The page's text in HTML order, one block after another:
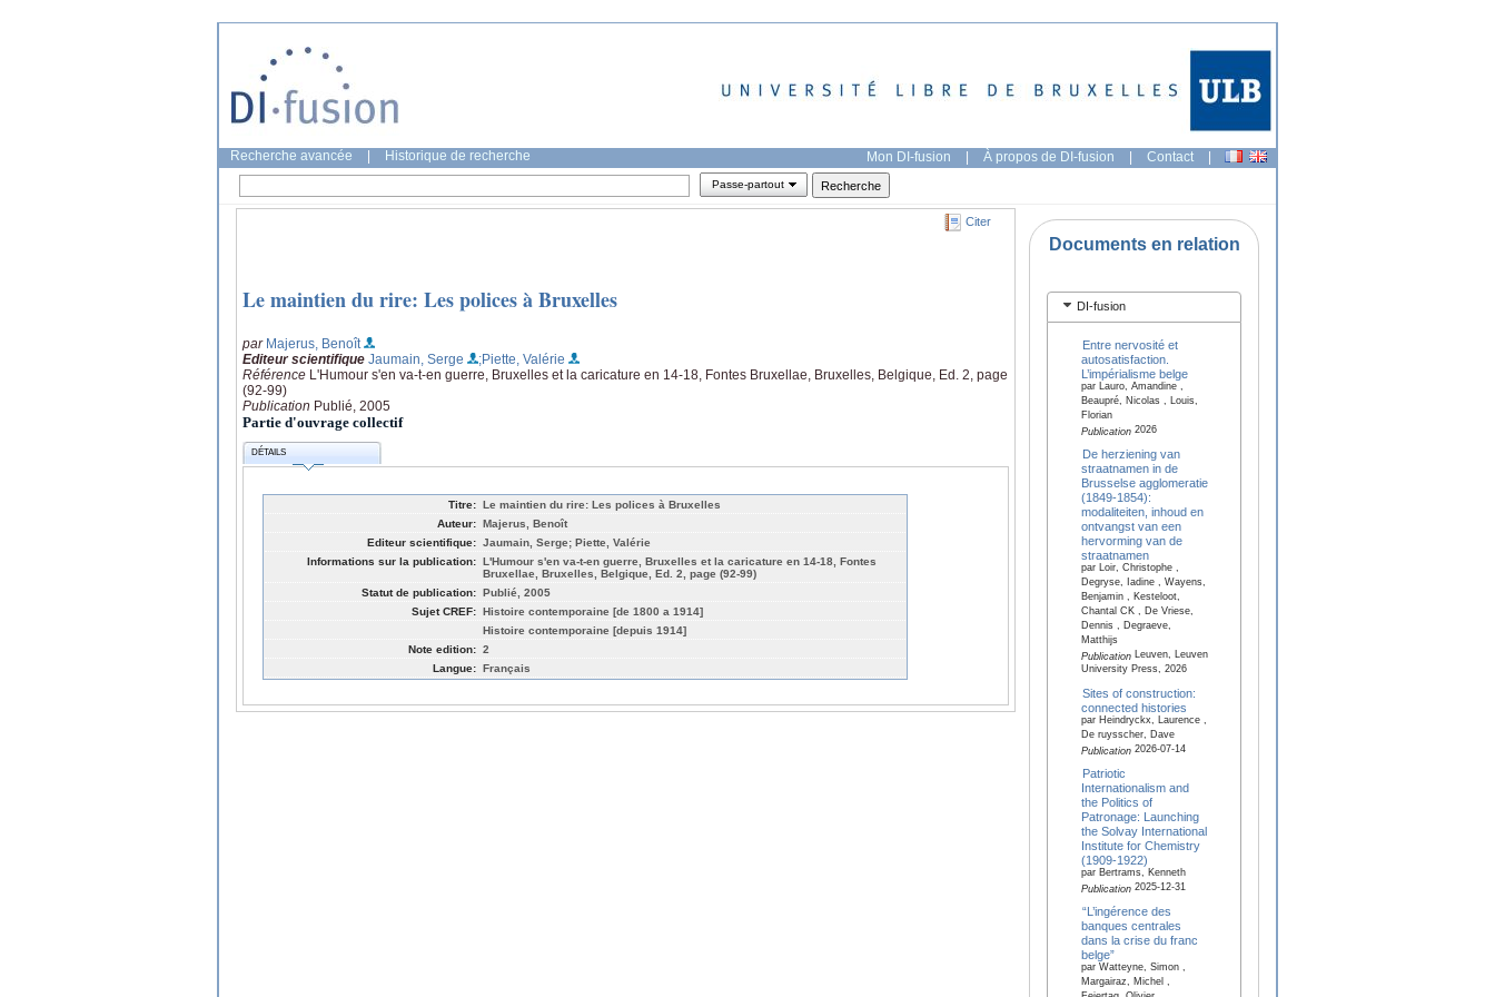
Recherche avancée Historique de recherche Mon DI-fusion | À propos de DI-fusion | Contact |
Passe-partout
Citer
Le maintien du rire: Les polices à Bruxelles
par Majerus, Benoît
Editeur scientifique Jaumain, Serge
;Piette, Valérie
Référence L'Humour s'en va-t-en guerre, Bruxelles et la caricature en 14-18, Fontes Bruxellae, Bruxelles, Belgique, Ed. 2, page
(92-99)
Publication Publié, 2005
Partie d'ouvrage collectif
DÉTAILS
Titre: Le maintien du rire: Les polices à Bruxelles
Auteur: Majerus, Benoît
Editeur scientifique: Jaumain, Serge; Piette, Valérie
Informations sur la publication: L'Humour s'en va-t-en guerre, Bruxelles et la caricature en 14-18, Fontes
Bruxellae, Bruxelles, Belgique, Ed. 2, page (92-99)
Statut de publication: Publié, 2005
Sujet CREF: Histoire contemporaine [de 1800 a 1914]
Histoire contemporaine [depuis 1914]
Note edition: 2
Langue: Français
Documents en relation
DI-fusion
Entre nervosité et
autosatisfaction.
L’impérialisme belge
par Lauro, Amandine ,
Beaupré, Nicolas , Louis,
Florian
Publication2026
De herziening van
straatnamen in de
Brusselse agglomeratie
(1849-1854):
modaliteiten, inhoud en
ontvangst van een
hervorming van de
straatnamen
par Loir, Christophe ,
Degryse, Iadine , Wayens,
Benjamin , Kesteloot,
Chantal CK , De Vriese,
Dennis , Degraeve,
Matthijs
PublicationLeuven, Leuven
University Press, 2026
Sites of construction:
connected histories
par Heindryckx, Laurence ,
De ruysscher, Dave
Publication2026-07-14
Patriotic
Internationalism and
the Politics of
Patronage: Launching
the Solvay International
Institute for Chemistry
(1909-1922)
par Bertrams, Kenneth
Publication2025-12-31
“L’ingérence des
banques centrales
dans la crise du franc
belge”
par Watteyne, Simon ,
Margairaz, Michel ,